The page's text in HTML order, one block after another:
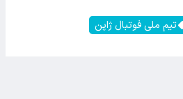
تیم ملی فوتبال ژاپن